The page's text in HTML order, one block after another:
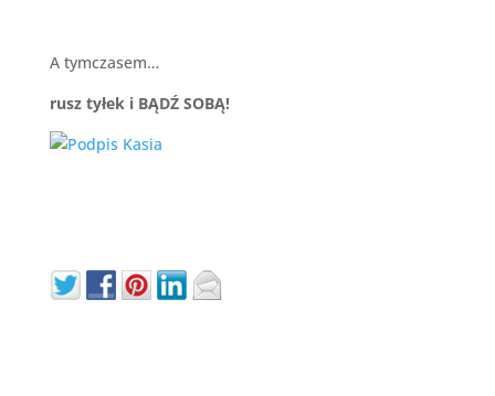
A tymczasem…
rusz tyłek i BĄDŹ SOBĄ!